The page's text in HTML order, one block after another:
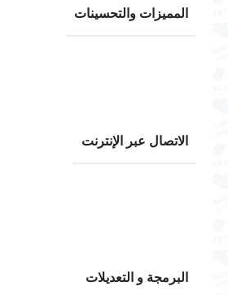
المميزات والتحسينات
الاتصال عبر الإنترنت
البرمجة و التعديلات